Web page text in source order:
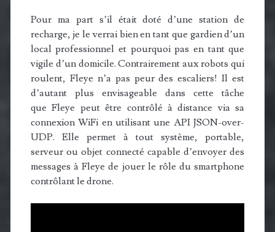
Pour ma part s’il était doté d’une station de
recharge, je le verrai bien en tant que gardien d’un
local professionnel et pourquoi pas en tant que
vigile d’un domicile. Contrairement aux robots qui
roulent, Fleye n’a pas peur des escaliers! Il est
d’autant plus envisageable dans cette tâche
que Fleye peut être contrôlé à distance via sa
connexion WiFi en utilisant une API JSON-over-
UDP. Elle permet à tout système, portable,
serveur ou objet connecté capable d’envoyer des
messages à Fleye de jouer le rôle du smartphone
contrôlant le drone.